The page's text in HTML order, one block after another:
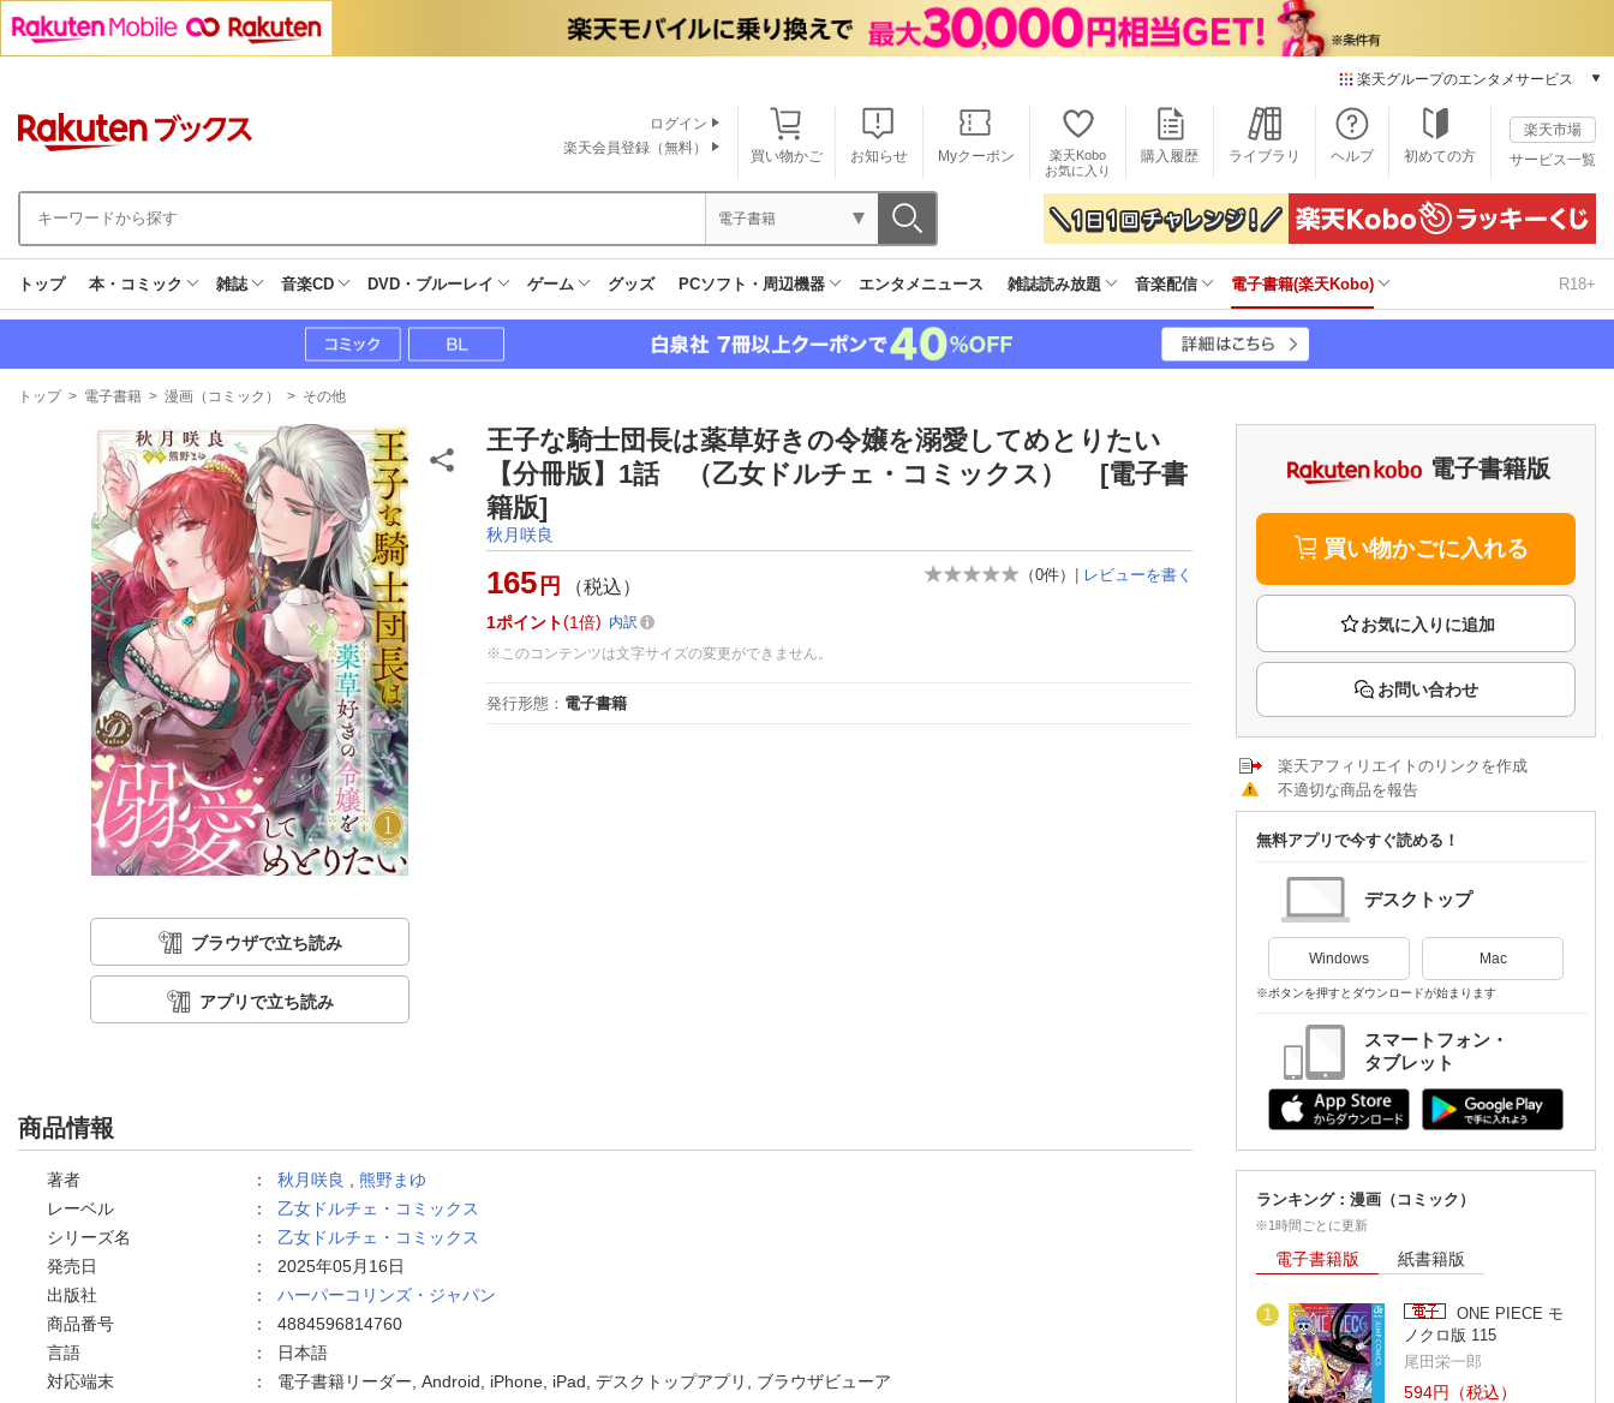
楽天グループのエンタメサービス
本/ゲーム/CD/DVD
楽天ブックス
電子書籍
楽天Kobo
雑誌読み放題
楽天ミュージック
楽天TV
Rakuten PLAY
無料テレビ
Rチャンネル
チケット
楽天チケット
推し楽
買い物かご お知らせ Myクーポン
楽天Kobo
お気に入り
購入履歴 ライブラリ ヘルプ 初めての方
楽天市場
サービス一覧
ログイン
楽天会員登録（無料）
電子書籍
トップ 本・コミック 雑誌 音楽CD DVD・ブルーレイ ゲーム グッズ PCソフト・周辺機器 エンタメニュース 雑誌読み放題 音楽配信 電子書籍(楽天Kobo) R18+
現
トップ > 電子書籍 > 漫画（コミック） > その他
ブラウザで立ち読み
アプリで立ち読み
王子な騎士団長は薬草好きの令嬢を溺愛してめとりたい
【分冊版】1話 （乙女ドルチェ・コミックス） [電子書
籍版]
秋月咲良
（0件） レビューを書く
165 円 （税込）
1ポイント 1倍
内訳
※このコンテンツは文字サイズの変更ができません。
発行形態 ： 電子書籍
商品情報
著者 ： 秋月咲良
熊野まゆ
レーベル
： 乙女ドルチェ・コミックス
シリーズ名
： 乙女ドルチェ・コミックス
発売日
： 2025年05月16日
出版社
： ハーパーコリンズ・ジャパン
商品番号
： 4884596814760
言語
：
日本語
対応端末
： 電子書籍リーダー, Android, iPhone, iPad, デスクトップアプリ, ブラウザビューア
電子書籍版
買い物かごに入れる
お問い合わせ
楽天アフィリエイトのリンクを作成
不適切な商品を報告
無料アプリで今すぐ読める！
デスクトップ
Windows Mac
※ボタンを押すとダウンロードが始まります
スマートフォン・
タブレット
ランキング：漫画（コミック）
※1時間ごとに更新
電子書籍版 紙書籍版
1
ONE PIECE モ
ノクロ版 115
尾田栄一郎
594円（税込）